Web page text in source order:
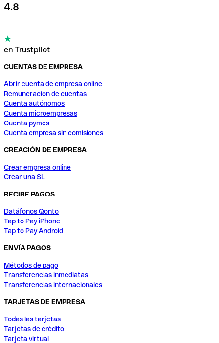
4.8
en Trustpilot
CUENTAS DE EMPRESA
Abrir cuenta de empresa online
Remuneración de cuentas
Cuenta autónomos
Cuenta microempresas
Cuenta pymes
Cuenta empresa sin comisiones
CREACIÓN DE EMPRESA
Crear empresa online
Crear una SL
RECIBE PAGOS
Datáfonos Qonto
Tap to Pay iPhone
Tap to Pay Android
ENVÍA PAGOS
Métodos de pago
Transferencias inmediatas
Transferencias internacionales
TARJETAS DE EMPRESA
Todas las tarjetas
Tarjetas de crédito
Tarjeta virtual